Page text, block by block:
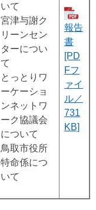
いて
宮津与謝ク
リーンセン
ターについ
て
とっとりワ
ーケーショ
ンネットワ
ーク協議会
について
鳥取市役所
特命係につ
いて
報告
書
[PD
Fフ
ァイ
ル／
731
KB]